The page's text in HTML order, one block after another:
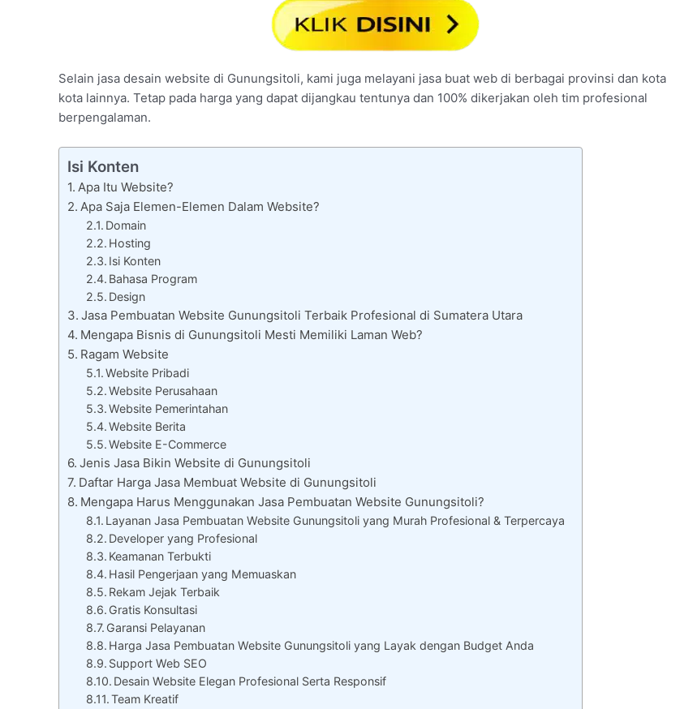
Selain jasa desain website di Gunungsitoli, kami juga melayani jasa buat web di berbagai provinsi dan kota
kota lainnya. Tetap pada harga yang dapat dijangkau tentunya dan 100% dikerjakan oleh tim profesional
berpengalaman.
Isi Konten
Apa Itu Website?
Apa Saja Elemen-Elemen Dalam Website?
Domain
Hosting
Isi Konten
Bahasa Program
Design
Jasa Pembuatan Website Gunungsitoli Terbaik Profesional di Sumatera Utara
Mengapa Bisnis di Gunungsitoli Mesti Memiliki Laman Web?
Ragam Website
Website Pribadi
Website Perusahaan
Website Pemerintahan
Website Berita
Website E-Commerce
Jenis Jasa Bikin Website di Gunungsitoli
Daftar Harga Jasa Membuat Website di Gunungsitoli
Mengapa Harus Menggunakan Jasa Pembuatan Website Gunungsitoli?
Layanan Jasa Pembuatan Website Gunungsitoli yang Murah Profesional & Terpercaya
Developer yang Profesional
Keamanan Terbukti
Hasil Pengerjaan yang Memuaskan
Rekam Jejak Terbaik
Gratis Konsultasi
Garansi Pelayanan
Harga Jasa Pembuatan Website Gunungsitoli yang Layak dengan Budget Anda
Support Web SEO
Desain Website Elegan Profesional Serta Responsif
Team Kreatif